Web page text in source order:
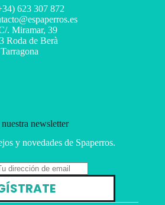
623 307 872
. Miramar, 39
Roda de Berà
Tarragona
newsletter
y novedades de Spaperros.